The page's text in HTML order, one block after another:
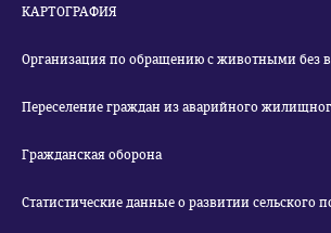
КАРТОГРАФИЯ
Организация по обращению с животными без
Переселение граждан из аварийного
Гражданская оборона
Статистические данные о развитии сельского